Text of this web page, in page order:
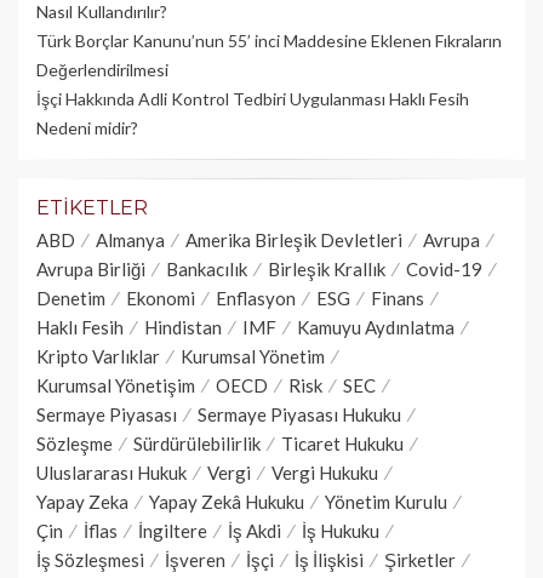
Nasıl Kullandırılır?
Türk Borçlar Kanunu’nun 55’ inci Maddesine Eklenen Fıkraların
Değerlendirilmesi
İşçi Hakkında Adli Kontrol Tedbiri Uygulanması Haklı Fesih
Nedeni midir?
ETIKETLER
ABD Almanya Amerika Birleşik Devletleri
Avrupa
Avrupa Birliği
Bankacılık Birleşik Krallık
Covid-19
Denetim
Ekonomi Enflasyon ESG
Finans
Haklı Fesih
Hindistan IMF
Kamuyu Aydınlatma
Kripto Varlıklar
Kurumsal Yönetim
Kurumsal Yönetişim
OECD Risk
SEC
Sermaye Piyasası
Sermaye Piyasası Hukuku
Sözleşme
Sürdürülebilirlik
Ticaret Hukuku
Uluslararası Hukuk
Vergi
Vergi Hukuku
Yapay Zeka
Yapay Zekâ Hukuku
Yönetim Kurulu
Çin
İflas İngiltere İş Akdi
İş Hukuku
İş Sözleşmesi
İşveren İşçi İş İlişkisi Şirketler